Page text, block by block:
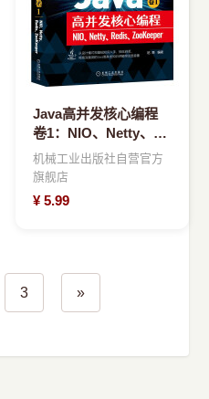
Java高并发核心编程
卷1：NIO、Netty、
Redis、ZooKeeper
机械工业出版社自营官方
旗舰店
¥ 5.99
3 »